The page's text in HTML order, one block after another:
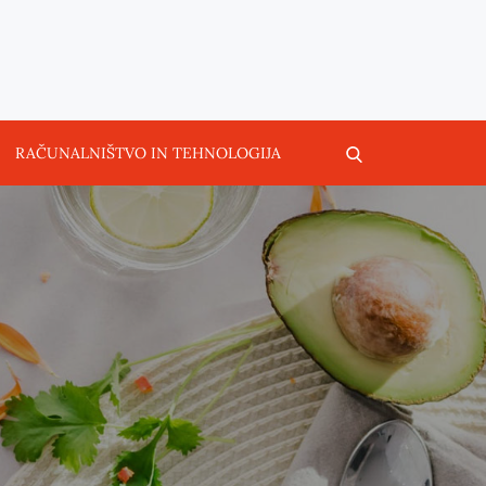
RAČUNALNIŠTVO IN TEHNOLOGIJA